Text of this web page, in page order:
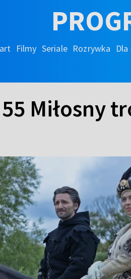
Filmy Seriale Rozrywka
Miłosny